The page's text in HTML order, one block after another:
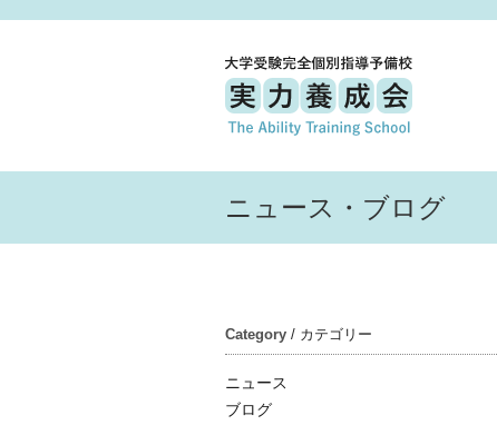
ニュース・ブログ
Category / カテゴリー
ニュース
ブログ